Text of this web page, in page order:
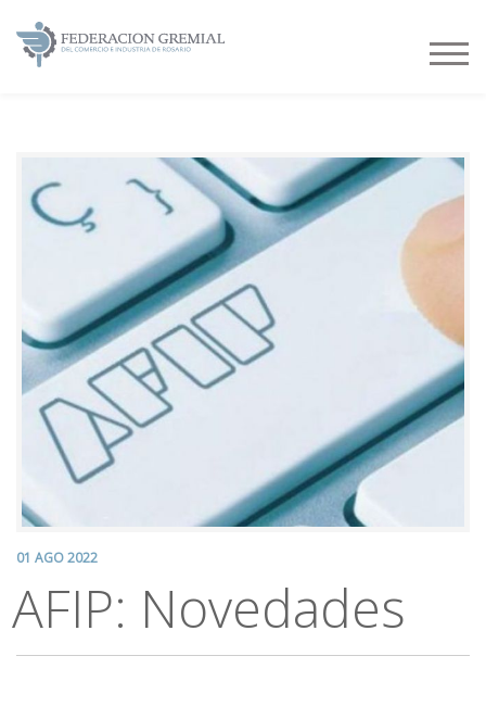
01 AGO 2022
AFIP: Novedades